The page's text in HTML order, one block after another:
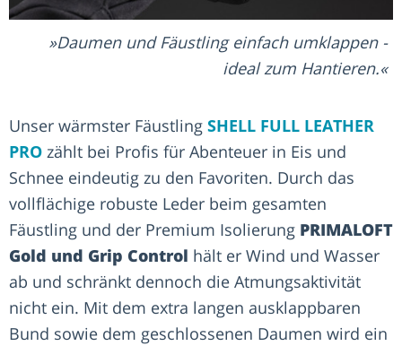
Daumen und Fäustling einfach umklappen -
ideal zum Hantieren.
Unser wärmster Fäustling SHELL FULL LEATHER
PRO zählt bei Profis für Abenteuer in Eis und
Schnee eindeutig zu den Favoriten. Durch das
vollflächige robuste Leder beim gesamten
Fäustling und der Premium Isolierung PRIMALOFT
Gold und Grip Control hält er Wind und Wasser
ab und schränkt dennoch die Atmungsaktivität
nicht ein. Mit dem extra langen ausklappbaren
Bund sowie dem geschlossenen Daumen wird ein